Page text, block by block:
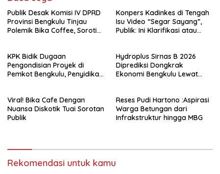
Publik Desak Komisi IV DPRD
Provinsi Bengkulu Tinjau
Polemik Bika Coffee, Soroti
Konpers Kadinkes di Tengah
Isu Video “Segar Sayang”,
Publik: Ini Klarifikasi atau
KPK Bidik Dugaan
Pengondisian Proyek di
Pemkot Bengkulu, Penyidikan
Hydroplus Sirnas B 2026
Diprediksi Dongkrak
Ekonomi Bengkulu Lewat
Viral! Bika Cafe Dengan
Nuansa Diskotik Tuai Sorotan
Publik
Reses Pudi Hartono :Aspirasi
Warga Betungan dari
Infrakstruktur hingga MBG
Rekomendasi untuk kamu